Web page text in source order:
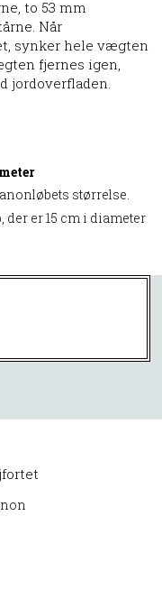
to 53 mm
Når
synker hele vægten
fjernes igen,
jordoverfladen.
størrelse.
der er 15 cm i diameter